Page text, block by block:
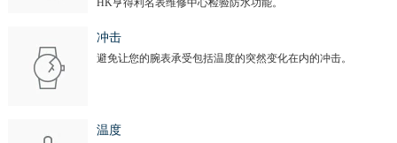
冲击
避免让您的腕表承受包括温度的突然变化在内的冲击。
温度